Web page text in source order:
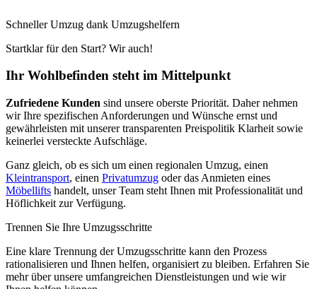
Schneller Umzug dank Umzugshelfern
Startklar für den Start? Wir auch!
Ihr Wohlbefinden steht im Mittelpunkt
Zufriedene Kunden sind unsere oberste Priorität. Daher nehmen
wir Ihre spezifischen Anforderungen und Wünsche ernst und
gewährleisten mit unserer transparenten Preispolitik Klarheit sowie
keinerlei versteckte Aufschläge.
Ganz gleich, ob es sich um einen regionalen Umzug, einen
Kleintransport, einen Privatumzug oder das Anmieten eines
Möbellifts handelt, unser Team steht Ihnen mit Professionalität und
Höflichkeit zur Verfügung.
Trennen Sie Ihre Umzugsschritte
Eine klare Trennung der Umzugsschritte kann den Prozess
rationalisieren und Ihnen helfen, organisiert zu bleiben. Erfahren Sie
mehr über unsere umfangreichen Dienstleistungen und wie wir